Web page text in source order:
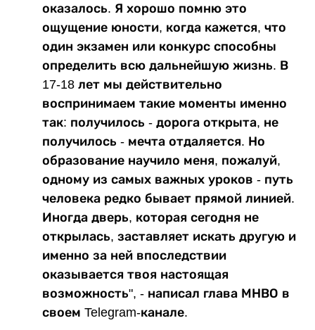
оказалось. Я хорошо помню это
ощущение юности, когда кажется, что
один экзамен или конкурс способны
определить всю дальнейшую жизнь. В
17-18 лет мы действительно
воспринимаем такие моменты именно
так: получилось - дорога открыта, не
получилось - мечта отдаляется. Но
образование научило меня, пожалуй,
одному из самых важных уроков - путь
человека редко бывает прямой линией.
Иногда дверь, которая сегодня не
открылась, заставляет искать другую и
именно за ней впоследствии
оказывается твоя настоящая
возможность", - написал глава МНВО в
своем Telegram-канале.